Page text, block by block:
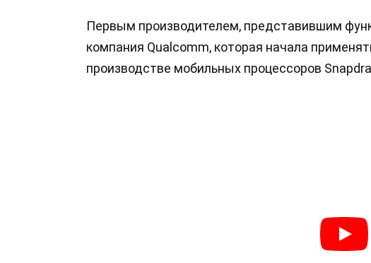
Первым производителем, представившим
компания Qualcomm, которая начала
производстве мобильных процессоров